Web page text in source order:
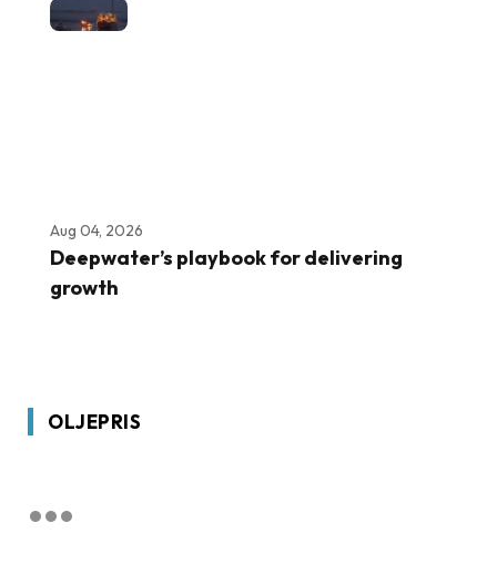
Aug 04, 2026
Deepwater’s playbook for delivering
growth
OLJEPRIS